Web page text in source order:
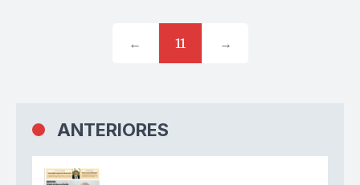
← 11 →
ANTERIORES